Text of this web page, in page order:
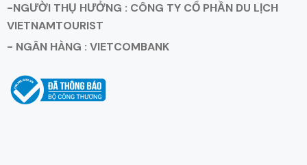
-NGƯỜI THỤ HƯỞNG : CÔNG TY CỔ PHẦN DU LỊCH
VIETNAMTOURIST
- NGÂN HÀNG : VIETCOMBANK